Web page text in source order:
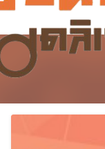
Skip
content